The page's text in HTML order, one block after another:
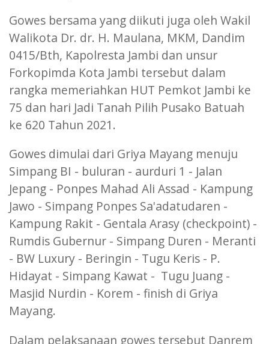
Gowes bersama yang diikuti juga oleh Wakil
Walikota Dr. dr. H. Maulana, MKM, Dandim
0415/Bth, Kapolresta Jambi dan unsur
Forkopimda Kota Jambi tersebut dalam
rangka memeriahkan HUT Pemkot Jambi ke
75 dan hari Jadi Tanah Pilih Pusako Batuah
ke 620 Tahun 2021.
Gowes dimulai dari Griya Mayang menuju
Simpang BI - buluran - aurduri 1 - Jalan
Jepang - Ponpes Mahad Ali Assad - Kampung
Jawo - Simpang Ponpes Sa'adatudaren -
Kampung Rakit - Gentala Arasy (checkpoint) -
Rumdis Gubernur - Simpang Duren - Meranti
- BW Luxury - Beringin - Tugu Keris - P.
Hidayat - Simpang Kawat - Tugu Juang -
Masjid Nurdin - Korem - finish di Griya
Mayang.
Dalam pelaksanaan gowes tersebut Danrem